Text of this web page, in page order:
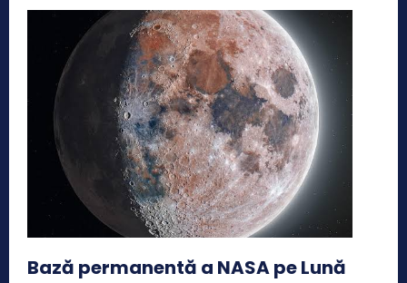
Bază permanentă a NASA pe Lună